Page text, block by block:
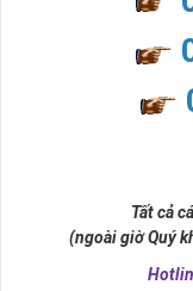
nhiều thành công,
và tính hai mặt. Số 2
đời, nơi bạn phải đưa
Tất cả
(ngoài giờ Quý